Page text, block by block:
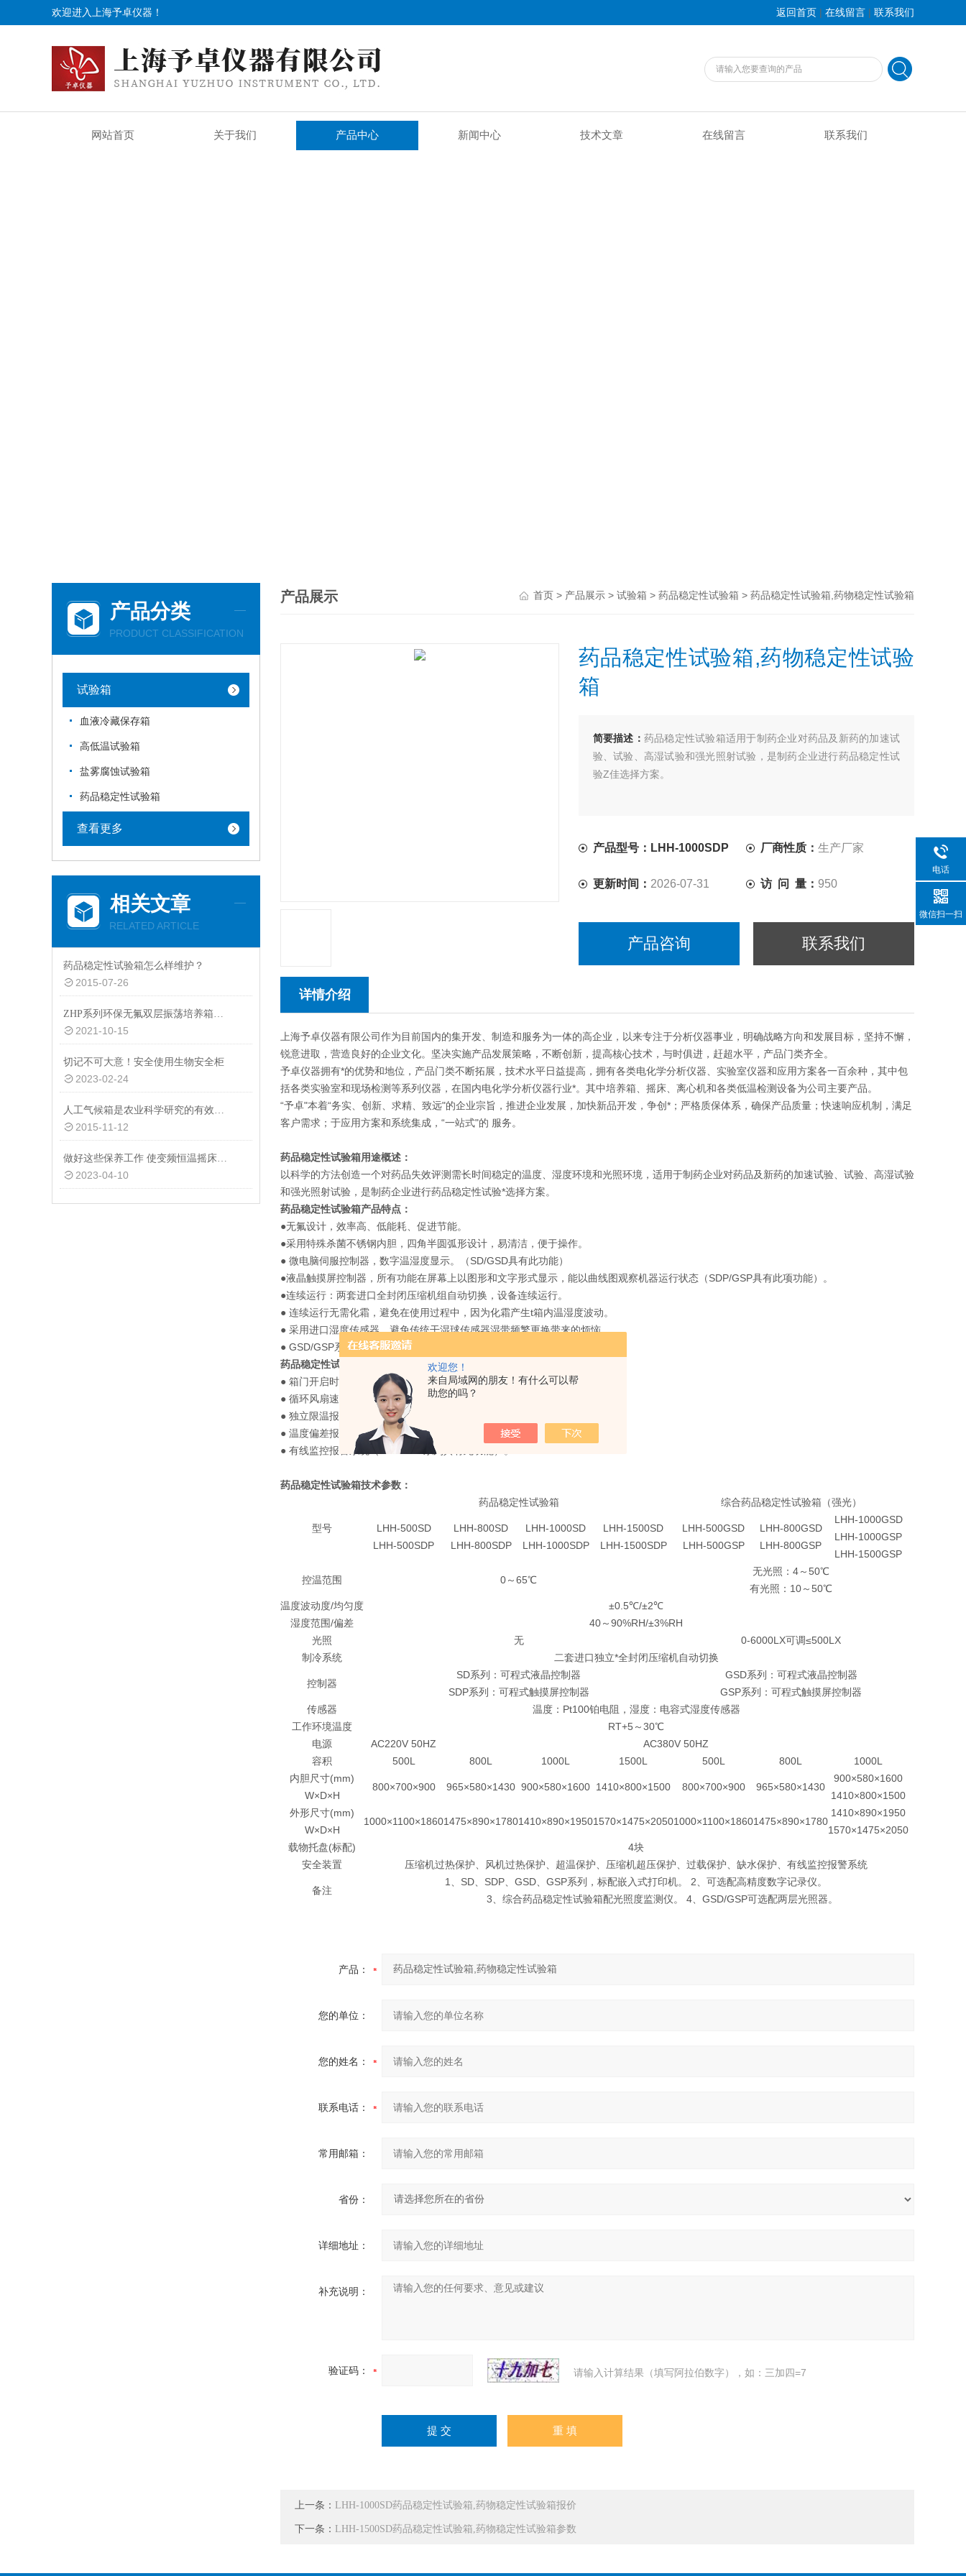
欢迎您！
来自局域网的朋友！有什么可以帮
助您的吗？
欢迎进入上海予卓仪器！ 返回首页 | 在线留言 | 联系我们
网站首页 关于我们 产品中心 新闻中心 技术文章 在线留言 联系我们
产品分类
PRODUCT CLASSIFICATION
试验箱
血液冷藏保存箱
高低温试验箱
盐雾腐蚀试验箱
药品稳定性试验箱
查看更多
相关文章
RELATED ARTICLE
药品稳定性试验箱怎么样维护？
2015-07-26
ZHP系列环保无氟双层振荡培养箱优点说明
2021-10-15
切记不可大意！安全使用生物安全柜
2023-02-24
人工气候箱是农业科学研究的有效工具
2015-11-12
做好这些保养工作 使变频恒温摇床发挥更大作用
2023-04-10
产品展示 首页 > 产品展示 > 试验箱 > 药品稳定性试验箱 > 药品稳定性试验箱,药物稳定性试验箱
药品稳定性试验箱,药物稳定性试验
箱
简要描述： 药品稳定性试验箱适用于制药企业对药品及新药的加速试
验、试验、高湿试验和强光照射试验，是制药企业进行药品稳定性试
验Z佳选择方案。
产品型号：LHH-1000SDP 厂商性质：生产厂家
更新时间： 2026-07-31 访 问 量： 950
产品咨询 联系我们
详情介绍
上海予卓仪器有限公司作为目前国内的集开发、制造和服务为一体的高企业，以来专注于分析仪器事业，明确战略方向和发展目标，坚持不懈，
锐意进取，营造良好的企业文化。坚决实施产品发展策略，不断创新，提高核心技术，与时俱进，赶超水平，产品门类齐全。
予卓仪器拥有*的优势和地位，产品门类不断拓展，技术水平日益提高，拥有各类电化学分析仪器、实验室仪器和应用方案各一百余种，其中包
括各类实验室和现场检测等系列仪器，在国内电化学分析仪器行业*。其中培养箱、摇床、离心机和各类低温检测设备为公司主要产品。
“予卓"本着“务实、创新、求精、致远"的企业宗旨，推进企业发展，加快新品开发，争创*；严格质保体系，确保产品质量；快速响应机制，满足
客户需求；于应用方案和系统集成，“一站式"的 服务。
药品稳定性试验箱用途概述：
以科学的方法创造一个对药品失效评测需长时间稳定的温度、湿度环境和光照环境，适用于制药企业对药品及新药的加速试验、试验、高湿试验
和强光照射试验，是制药企业进行药品稳定性试验*选择方案。
药品稳定性试验箱产品特点：
●无氟设计，效率高、低能耗、促进节能。
●采用特殊杀菌不锈钢内胆，四角半圆弧形设计，易清洁，便于操作。
● 微电脑伺服控制器，数字温湿度显示。（SD/GSD具有此功能）
●液晶触摸屏控制器，所有功能在屏幕上以图形和文字形式显示，能以曲线图观察机器运行状态（SDP/GSP具有此项功能）。
●连续运行：两套进口全封闭压缩机组自动切换，设备连续运行。
● 连续运行无需化霜，避免在使用过程中，因为化霜产生t箱内温湿度波动。
● 采用进口湿度传感器，避免传统干湿球传感器湿带频繁更换带来的烦恼。
● GSD/GSP系列带有光照度无极调节功能。
药品稳定性试验箱安全功能：
● 箱门开启时，微风循环、加热自动停止，无温度过冲之弊。
● 循环风扇速度大小自动控制，可避免风速过快而造成的样品挥发。
● 独立限温报警系统，能声光报警提示操作者。
● 温度偏差报警，压缩机过热、过载、超压保护和缺水保护。
● 有线监控报警系统（SDP/GSP系列具有此功能）。
药品稳定性试验箱技术参数：
型号
药品稳定性试验箱 综合药品稳定性试验箱（强光）
LHH-500SD
LHH-500SDP
LHH-800SD
LHH-800SDP
LHH-1000SD
LHH-1000SDP
LHH-1500SD
LHH-1500SDP
LHH-500GSD
LHH-500GSP
LHH-800GSD
LHH-800GSP
LHH-1000GSD
LHH-1000GSP
LHH-1500GSP
控温范围 0～65℃
无光照：4～50℃
有光照：10～50℃
温度波动度/均匀度
±0.5℃/±2℃
湿度范围/偏差
40～90%RH/±3%RH
光照
无
0-6000LX可调≤500LX
制冷系统
二套进口独立*全封闭压缩机自动切换
控制器
SD系列：可程式液晶控制器
SDP系列：可程式触摸屏控制器
GSD系列：可程式液晶控制器
GSP系列：可程式触摸屏控制器
传感器
温度：Pt100铂电阻，湿度：电容式湿度传感器
工作环境温度
RT+5～30℃
电源
AC220V 50HZ
AC380V 50HZ
容积
500L 800L 1000L 1500L 500L 800L
1000L
内胆尺寸(mm)
W×D×H
800×700×900 965×580×1430 900×580×1600 1410×800×1500 800×700×900 965×580×1430
900×580×1600
1410×800×1500
外形尺寸(mm)
W×D×H
1000×1100×18601475×890×17801410×890×19501570×1475×20501000×1100×18601475×890×1780
1410×890×1950
1570×1475×2050
载物托盘(标配)
4块
安全装置
压缩机过热保护、风机过热保护、超温保护、压缩机超压保护、过载保护、缺水保护、有线监控报警系统
备注
1、SD、SDP、GSD、GSP系列，标配嵌入式打印机。 2、可选配高精度数字记录仪。
3、综合药品稳定性试验箱配光照度监测仪。 4、GSD/GSP可选配两层光照器。
产品：
您的单位：
您的姓名：
联系电话：
常用邮箱：
省份：
详细地址：
补充说明：
验证码： 请输入计算结果（填写阿拉伯数字），如：三加四=7
上一条： LHH-1000SD药品稳定性试验箱,药物稳定性试验箱报价
下一条： LHH-1500SD药品稳定性试验箱,药物稳定性试验箱参数
电话
微信扫一扫